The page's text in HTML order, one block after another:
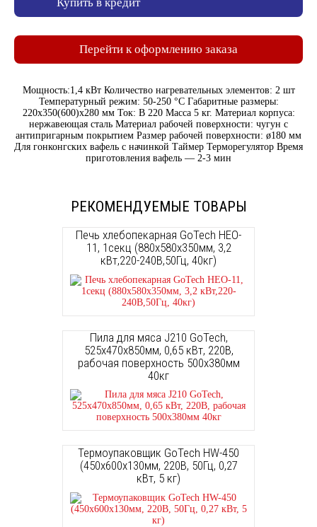
Перейти к оформлению заказа
Мощность:1,4 кВт Количество нагревательных элементов: 2 шт
Температурный режим: 50-250 °С Габаритные размеры:
220х350(600)х280 мм Ток: В 220 Масса 5 кг. Материал корпуса:
нержавеющая сталь Материал рабочей поверхности: чугун с
антипригарным покрытием Размер рабочей поверхности: ø180 мм
Для гонконгских вафель с начинкой Таймер Терморегулятор Время
приготовления вафель — 2-3 мин
РЕКОМЕНДУЕМЫЕ ТОВАРЫ
Печь хлебопекарная GoTech HEO-
11, 1секц (880х580х350мм, 3,2
кВт,220-240В,50Гц, 40кг)
Пила для мяса J210 GoTech,
525х470х850мм, 0,65 кВт, 220В,
рабочая поверхность 500х380мм
40кг
Термоупаковщик GoTech HW-450
(450х600х130мм, 220В, 50Гц, 0,27
кВт, 5 кг)